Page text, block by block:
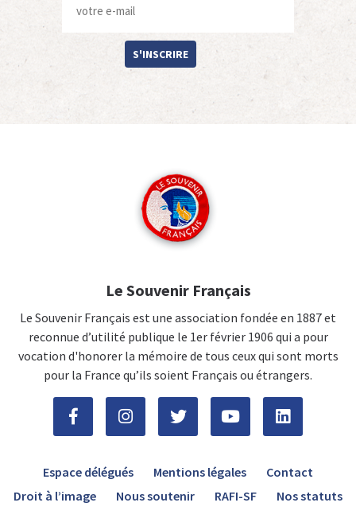
S'INSCRIRE
Le Souvenir Français
Le Souvenir Français est une association fondée en 1887 et
reconnue d’utilité publique le 1er février 1906 qui a pour
vocation d'honorer la mémoire de tous ceux qui sont morts
pour la France qu’ils soient Français ou étrangers.
Espace délégués Mentions légales
Contact
Droit à l’image
Nous soutenir RAFI-SF Nos statuts